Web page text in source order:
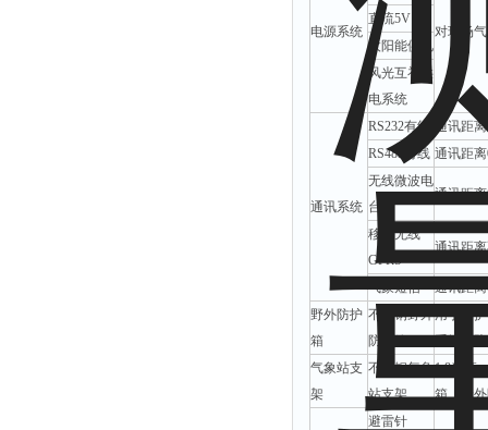
电源系统 对现场
直流5V
太阳能供电
风光互补供
电系统
通讯系统
RS232有线
通讯距
RS485有线 通讯距
无线微波电
台
通讯距
移动无线
GPRS
通讯距
气象短信
通讯距
野外防护
箱
不锈钢野外
防护箱
用于防
气象站支
架
不锈钢气象
站支架
1.8米高
箱、野
避雷针